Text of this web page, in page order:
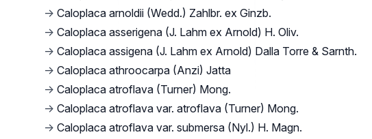
→ Caloplaca arnoldii (Wedd.) Zahlbr. ex Ginzb.
→ Caloplaca asserigena (J. Lahm ex Arnold) H. Oliv.
→ Caloplaca assigena (J. Lahm ex Arnold) Dalla Torre & Sarnth.
→ Caloplaca athroocarpa (Anzi) Jatta
→ Caloplaca atroflava (Turner) Mong.
→ Caloplaca atroflava var. atroflava (Turner) Mong.
→ Caloplaca atroflava var. submersa (Nyl.) H. Magn.